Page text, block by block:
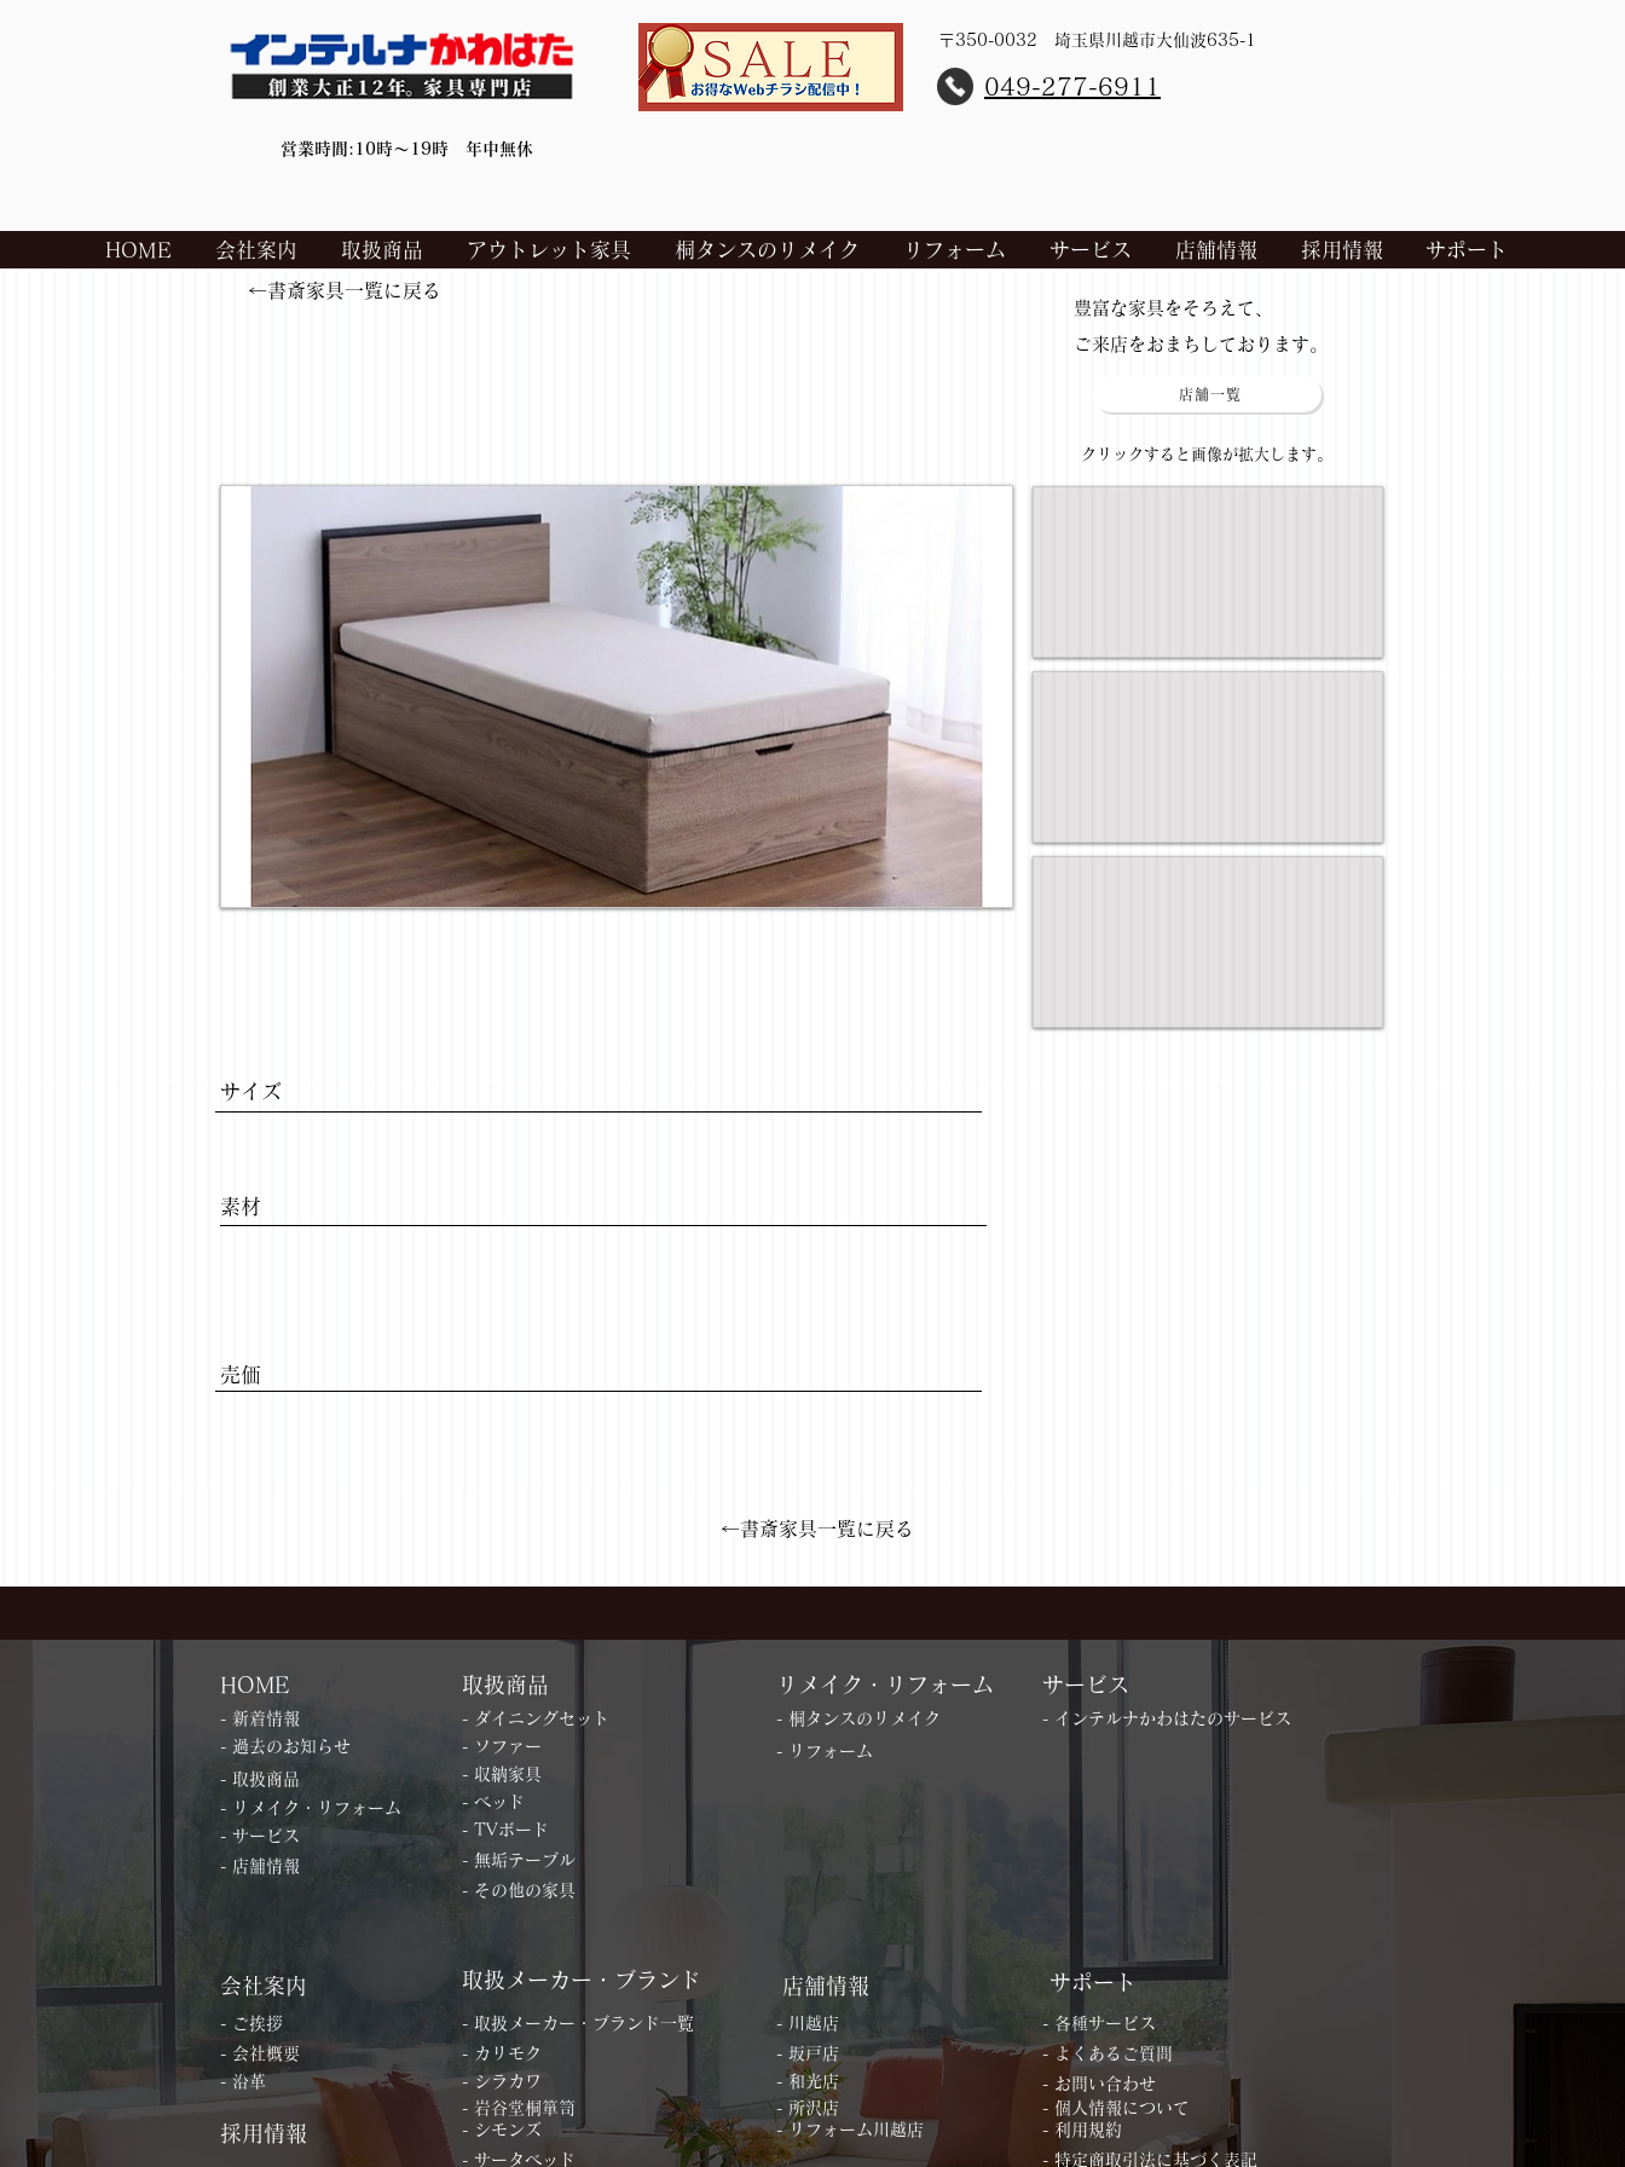
〒350-0032 埼玉県川越市大仙波635-1
​049-277-6911
営業時間:10時～19時 年中無休
HOME 会社案内 取扱商品 アウトレット家具 桐タンスのリメイク リフォーム サービス 店舗情報 採用情報 サポート
←書斎家具一覧に戻る
​豊富な家具をそろえて、
ご来店をおまちしております。
店舗一覧
​クリックすると画像が拡大します。
サイズ
​素材
​売価
←書斎家具一覧に戻る
HOME
- 新着情報
- 過去のお知らせ
- 取扱商品
- リメイク・リフォーム
- サービス
- 店舗情報
取扱商品
- ダイニングセット
- ソファー
- 収納家具
- ベッド
- TVボード
- 無垢テーブル
リメイク・リフォーム
- 桐タンスのリメイク
サービス
- インテルナかわはたのサービス
- リフォーム
- その他の家具
会社案内
- ご挨拶
- 会社概要
- 沿革
採用情報
取扱メーカー・ブランド
- 取扱メーカー・ブランド一覧
- カリモク
- シラカワ
- 岩谷堂桐箪笥
- シモンズ
- サータベッド
店舗情報
- 川越店
- 坂戸店
- 和光店
- 所沢店
- リフォーム川越店
サポート
- 各種サービス
- よくあるご質問
- お問い合わせ
- 個人情報について
- 利用規約
- 特定商取引法に基づく表記